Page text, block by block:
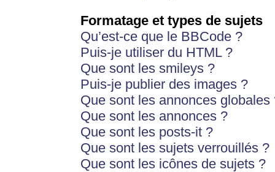
Formatage et types de sujets
Qu’est-ce que le BBCode ?
Puis-je utiliser du HTML ?
Que sont les smileys ?
Puis-je publier des images ?
Que sont les annonces globales
Que sont les annonces ?
Que sont les posts-it ?
Que sont les sujets verrouillés ?
Que sont les icônes de sujets ?